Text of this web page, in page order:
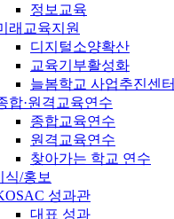
정보교육
래교육지원
디지털소양확산
교육기부활성화
늘봄학교 사업추진센터
합·원격교육연수
종합교육연수
원격교육연수
찾아가는 학교 연수
식/홍보
성과관
대표 성과